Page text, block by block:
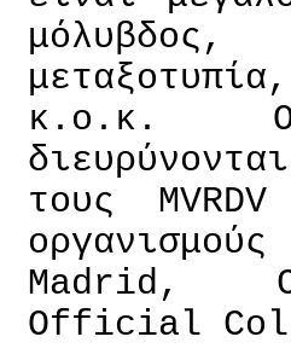
κ.ο.κ.
τους
Madrid,
Official